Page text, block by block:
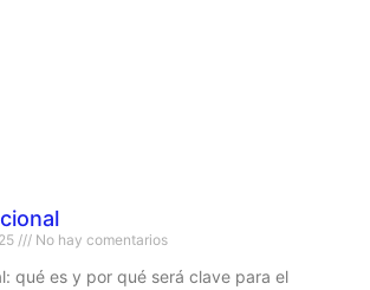
No hay comentarios
qué es y por qué será clave para el